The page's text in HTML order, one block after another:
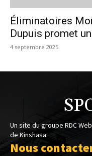
Éliminatoires
Dupuis promet
4 septembre 2025
Un site du groupe RDC
de Kinshasa.
Nous